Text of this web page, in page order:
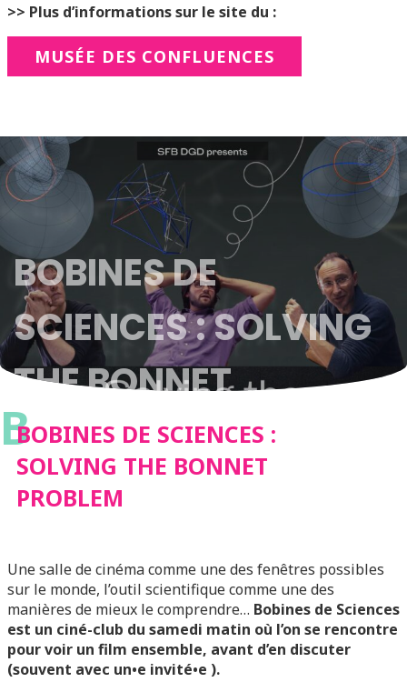
>> Plus d’informations sur le site du :
MUSÉE DES CONFLUENCES
BOBINES DE
SCIENCES : SOLVING
THE BONNET
PROBLEM
BBOBINES DE SCIENCES :
SOLVING THE BONNET
PROBLEM
Une salle de cinéma comme une des fenêtres possibles
sur le monde, l’outil scientifique comme une des
manières de mieux le comprendre… Bobines de Sciences
est un ciné-club du samedi matin où l’on se rencontre
pour voir un film ensemble, avant d’en discuter
(souvent avec un•e invité•e ).